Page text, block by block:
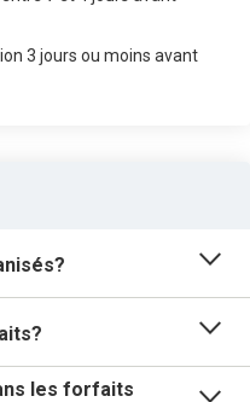
3 jours ou moins avant
les forfaits